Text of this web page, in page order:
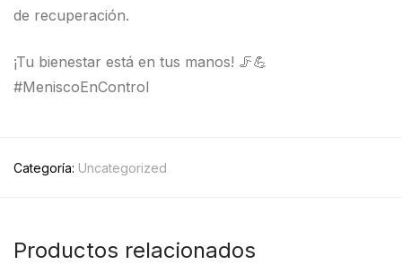
de recuperación.
¡Tu bienestar está en tus manos! 🦵💪
#MeniscoEnControl
Categoría: Uncategorized
Productos relacionados